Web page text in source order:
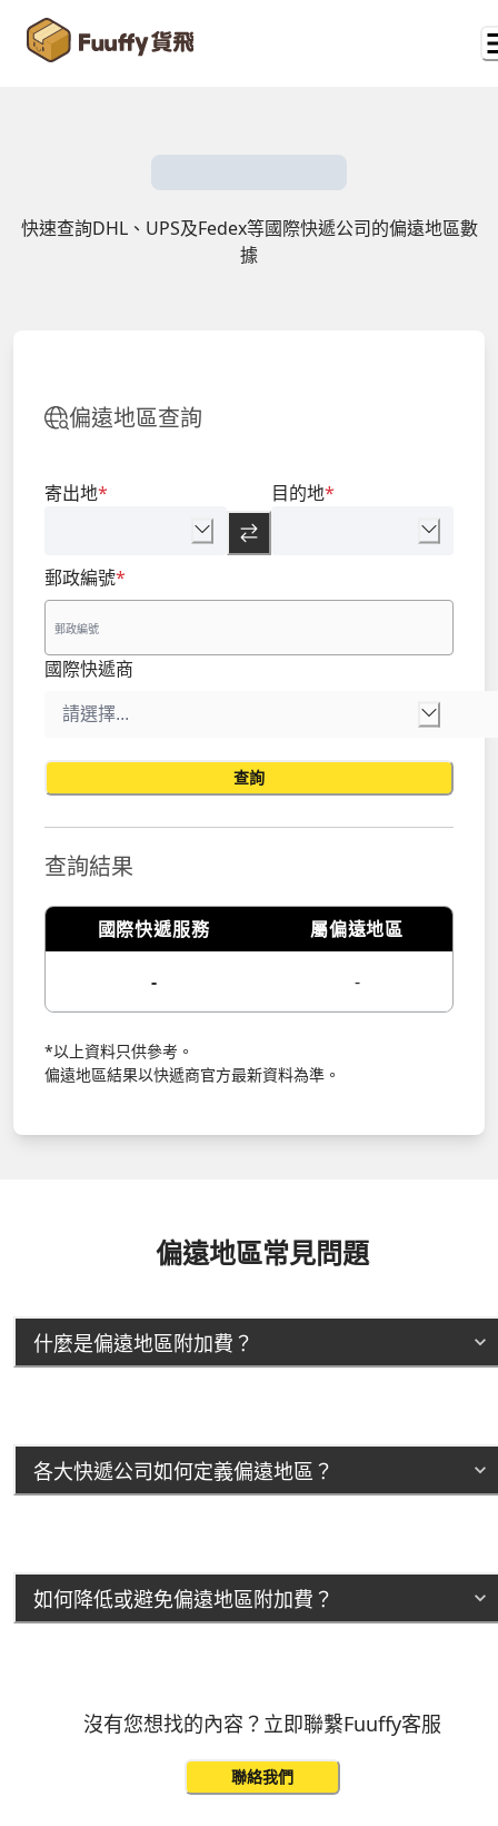
快速查詢DHL、UPS及Fedex等國際快遞公司的偏遠地區數
據
偏遠地區查詢
寄出地* 目的地*
郵政編號*
國際快遞商
查詢
查詢結果
國際快遞服務 屬偏遠地區
- -
*以上資料只供參考。
偏遠地區結果以快遞商官方最新資料為準。
偏遠地區常見問題
什麼是偏遠地區附加費？
各大快遞公司如何定義偏遠地區？
如何降低或避免偏遠地區附加費？
沒有您想找的內容？立即聯繫Fuuffy客服
聯絡我們